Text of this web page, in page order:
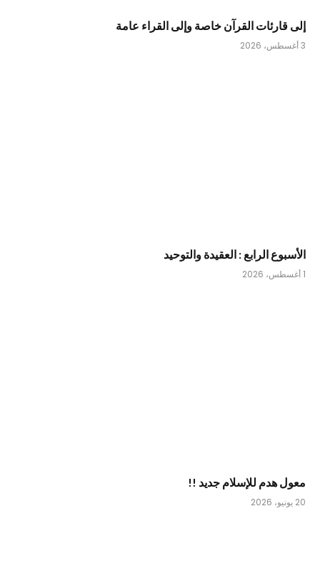
إلى قارئات القرآن خاصة وإلى القراء عامة
3 أغسطس، 2026
الأسبوع الرابع : العقيدة والتوحيد
1 أغسطس، 2026
معول هدم للإسلام جديد !!
20 يونيو، 2026